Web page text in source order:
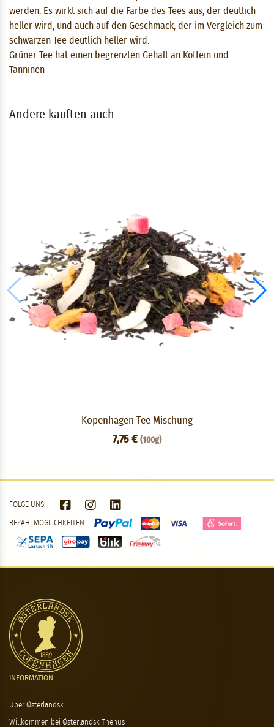
werden. Es wirkt sich auf die Farbe des Tees aus, der deutlich
heller wird, und auch auf den Geschmack, der im Vergleich zum
schwarzen Tee deutlich heller wird.
Grüner Tee hat einen begrenzten Gehalt an Koffein und
Tanninen
Andere kauften auch
Kopenhagen Tee Mischung
7,75 € (100g)
FOLGE UNS:
BEZAHLMÖGLICHKEITEN:
INFORMATION
Über Østerlandsk
Willkommen bei Østerlandsk Thehus